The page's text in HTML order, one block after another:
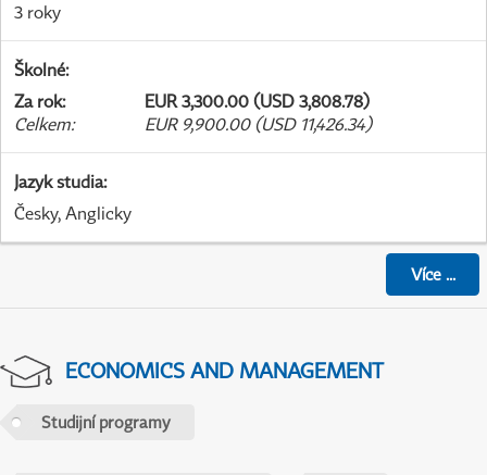
3 roky
Školné:
Za rok:
EUR 3,300.00 (USD 3,808.78)
Celkem: EUR 9,900.00 (USD 11,426.34)
Jazyk studia:
Česky, Anglicky
Více...
ECONOMICS AND MANAGEMENT
Studijní programy